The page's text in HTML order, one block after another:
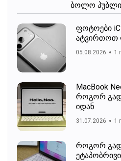
ბოლო
ფოტოები
ატვირთოთ
05.08.2026 1
MacBook
როგორ
იდან
31.07.2026 1
როგორ